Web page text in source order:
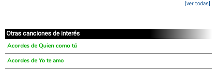
[ver todas]
Otras canciones de interés
Acordes de Quien como tú
Acordes de Yo te amo